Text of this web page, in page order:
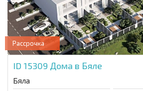
Рассрочка
ID 15309 Дома в Бяле
Бяла